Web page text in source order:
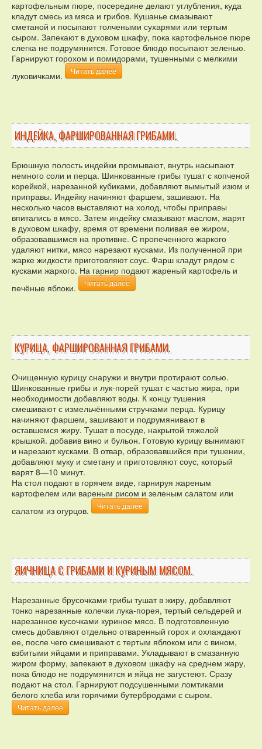
картофельным пюре, посередине делают углубления, куда
кладут смесь из мяса и грибов. Кушанье смазывают
сметаной и посыпают толчеными сухарями или тертым
сыром. Запекают в духовом шкафу, пока картофельное пюре
слегка не подрумянится. Готовое блюдо посыпают зеленью.
Гарнируют горохом и помидорами, тушенными с мелкими
луковичками.
Читать далее
ИНДЕЙКА, ФАРШИРОВАННАЯ ГРИБАМИ.
Брюшную полость индейки промывают, внутрь насыпают
немного соли и перца. Шинкованные грибы тушат с копченой
корейкой, нарезанной кубиками, добавляют вымытый изюм и
приправы. Индейку начиняют фаршем, зашивают. На
несколько часов выставляют на холод, чтобы приправы
впитались в мясо. Затем индейку смазывают маслом, жарят
в духовом шкафу, время от времени поливая ее жиром,
образовавшимся на противне. С пропеченного жаркого
удаляют нитки, мясо нарезают кусками. Из полученной при
жарке жидкости приготовляют соус. Фарш кладут рядом с
кусками жаркого. На гарнир подают жареный картофель и
печёные яблоки.
Читать далее
КУРИЦА, ФАРШИРОВАННАЯ ГРИБАМИ.
Очищенную курицу снаружи и внутри протирают солью.
Шинкованные грибы и лук-порей тушат с частью жира, при
необходимости добавляют воды. К концу тушения
смешивают с измельчёнными стручками перца. Курицу
начиняют фаршем, зашивают и подрумянивают в
оставшемся жиру. Тушат в посуде, накрытой тяжелой
крышкой. добавив вино и бульон. Готовую курицу вынимают
и нарезают кусками. В отвар, образовавшийся при тушении,
добавляют муку и сметану и приготовляют соус, который
варят 8—10 минут.
На стол подают в горячем виде, гарнируя жареным
картофелем или вареным рисом и зеленым салатом или
салатом из огурцов.
Читать далее
ЯИЧНИЦА С ГРИБАМИ И КУРИНЫМ МЯСОМ.
Нарезанные брусочками грибы тушат в жиру, добавляют
тонко нарезанные колечки лука-порея, тертый сельдерей и
нарезанное кусочками куриное мясо. В подготовленную
смесь добавляют отдельно отваренный горох и охлаждают
ее, после чего смешивают с тертым яблоком или с вином,
взбитыми яйцами и приправами. Укладывают в смазанную
жиром форму, запекают в духовом шкафу на среднем жару,
пока блюдо не подрумянится и яйца не загустеют. Сразу
подают на стол. Гарнируют подсушенными ломтиками
белого хлеба или горячими бутербродами с сыром.
Читать далее